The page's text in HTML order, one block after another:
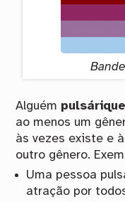
Alguém pulsárique
ao menos um
às vezes existe e
outro gênero.
Uma pessoa
atração por